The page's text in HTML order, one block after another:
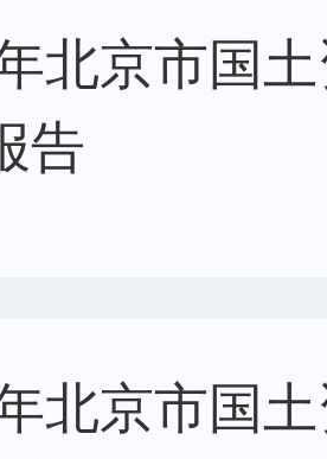
北京市国
告
北京市国